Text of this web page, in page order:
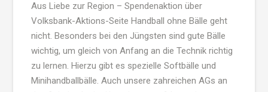
Aus Liebe zur Region – Spendenaktion über
Volksbank-Aktions-Seite Handball ohne Bälle geht
nicht. Besonders bei den Jüngsten sind gute Bälle
wichtig, um gleich von Anfang an die Technik richtig
zu lernen. Hierzu gibt es spezielle Softbälle und
Minihandballbälle. Auch unsere zahreichen AGs an